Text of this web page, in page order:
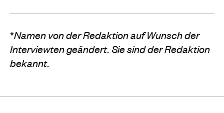
*Namen von der Redaktion auf Wunsch der
Interviewten geändert. Sie sind der Redaktion
bekannt.